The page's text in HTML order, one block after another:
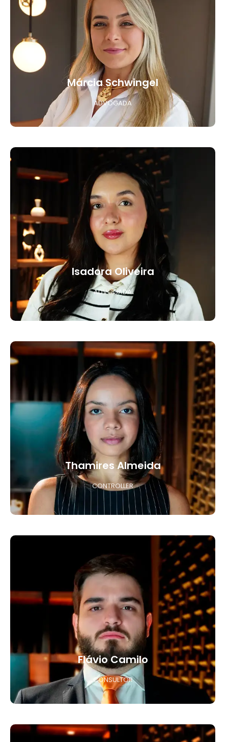
Márcia Schwingel
ADVOGADA
Isadora Oliveira
ADVOGADA
Thamires Almeida
CONTROLLER
Flávio Camilo
CONSULTOR